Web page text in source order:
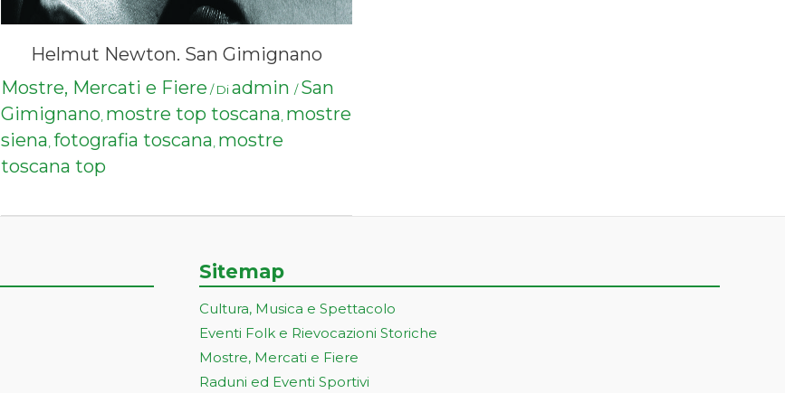
Helmut Newton. San Gimignano
Mostre, Mercati e Fiere / Diadmin / San
Gimignano, mostre top toscana, mostre
siena, fotografia toscana, mostre
toscana top
Sitemap
Cultura, Musica e Spettacolo
Eventi Folk e Rievocazioni Storiche
Mostre, Mercati e Fiere
Raduni ed Eventi Sportivi